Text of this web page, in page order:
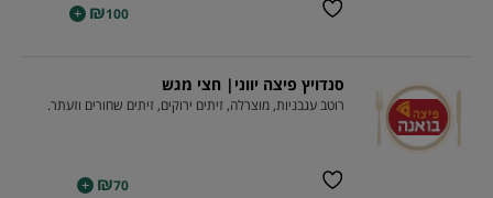
₪100
+
סנדויץ פיצה יווני| חצי מגש
רוטב עגבניות, מוצרלה, זיתים ירוקים, זיתים שחורים וזעתר.
₪70
+